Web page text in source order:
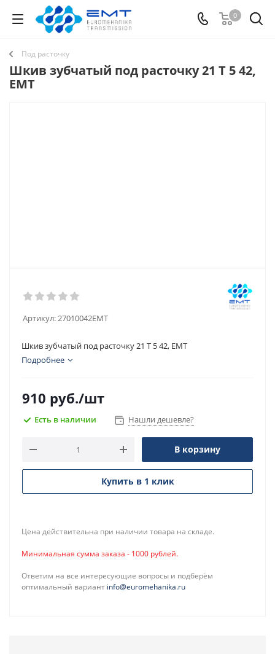
0
Под расточку
Шкив зубчатый под расточку 21 T 5 42,
EMT
Артикул:27010042EMT
Шкив зубчатый под расточку 21 T 5 42, EMT
Подробнее
910 руб./шт
Есть в наличии Нашли дешевле?
В корзину
Купить в 1 клик
Цена действительна при наличии товара на складе.
Минимальная сумма заказа - 1000 рублей.
Ответим на все интересующие вопросы и подберём
оптимальный вариант info@euromehanika.ru